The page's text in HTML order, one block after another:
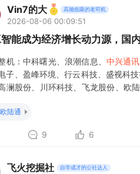
Vin7的大 高抛低吸的老司机
2026-08-06 00:09:51
能成为经济增长动力源，国
机：中科曙光、浪潮信息、 中兴通讯
子、盈峰环境、行云科技、盛视科
澜股份、川环科技、飞龙股份、
欧陆通
9 6
飞火挖掘社 自学成才的公社达人